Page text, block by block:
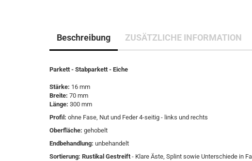
Beschreibung ZUSÄTZLICHE INFORMATION
Parkett - Stabparkett - Eiche
Stärke: 16 mm
Breite: 70 mm
Länge: 300 mm
Profil: ohne Fase, Nut und Feder 4-seitig - links und rechts
Oberfläche: gehobelt
Endbehandlung: unbehandelt
Sortierung: Rustikal Gestreift- Klare Äste, Splint sowie Unterschiede in